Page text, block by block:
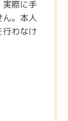
実際に手
。本人
行わなけ